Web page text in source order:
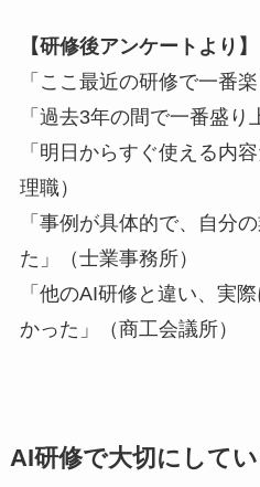
【研修後アンケートより】
「ここ最近の研修で一番楽
「過去3年の間で一番盛り
「明日からすぐ使える内
理職）
「事例が具体的で、自分
た」（士業事務所）
「他のAI研修と違い、実
かった」（商工会議所）
AI研修で大切にして